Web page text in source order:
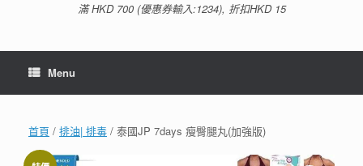
滿 HKD 700 (優惠券輸入:1234), 折扣HKD 15
Menu
首頁 / 排油| 排毒 / 泰國JP 7days 瘦臀腿丸(加強版)